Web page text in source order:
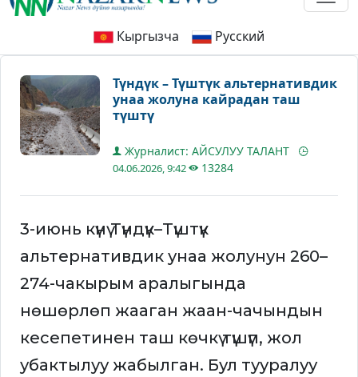
Кыргызча Русский
Түндүк – Түштүк альтернативдик
унаа жолуна кайрадан таш
түштү
Журналист: АЙСУЛУУ ТАЛАНТ
04.06.2026, 9:42 13284
3-июнь күнү Түндүк–Түштүк
альтернативдик унаа жолунун 260–
274-чакырым аралыгында
нөшөрлөп жааган жаан-чачындын
кесепетинен таш көчкү түшүп, жол
убактылуу жабылган. Бул тууралуу